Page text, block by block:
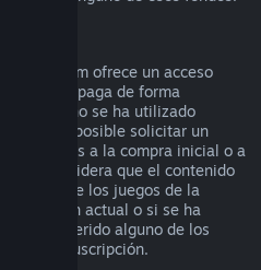
Steam ofrece un acceso
que se paga de forma
no se ha utilizado
es posible solicitar un
siguientes a la compra inicial o a
Se considera que el contenido
alguno de los juegos de la
actual o si se ha
o transferido alguno de los
en la suscripción.